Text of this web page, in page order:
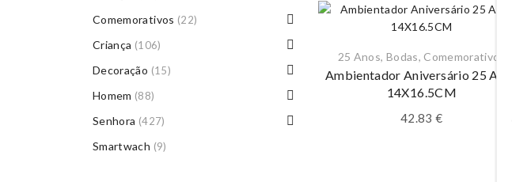
25 Anos, Bodas, Comemorativos
Ambientador Aniversário 25 Anos
14X16.5CM
42.83€
Comemorativos (22)
Criança (106)
Decoração (15)
Homem (88)
Senhora (427)
Smartwach (9)